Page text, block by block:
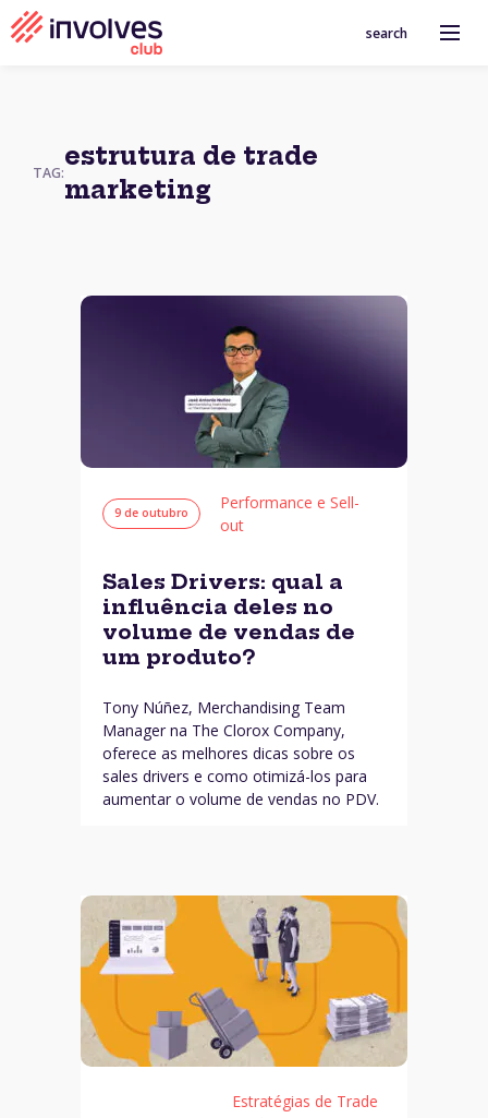
search
TAG:
estrutura de trade
marketing
9 de outubro
Performance e Sell-
out
Sales Drivers: qual a
influência deles no
volume de vendas de
um produto?
Tony Núñez, Merchandising Team
Manager na The Clorox Company,
oferece as melhores dicas sobre os
sales drivers e como otimizá-los para
aumentar o volume de vendas no PDV.
Estratégias de Trade